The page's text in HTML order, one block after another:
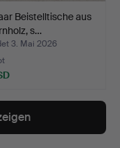
Beistelltische aus
s…
3. Mai 2026